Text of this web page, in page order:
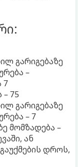
გარიგებაზე
–
7
75
გარიგებაზე
– 7
მომზადება –
ან
დროს,